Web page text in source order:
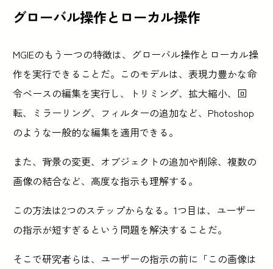
グローバル操作とローカル操作
MGIEのもう一つの特徴は、グローバル操作とローカル操
作を実行できることだ。このモデルは、表現力豊かな命
令ベースの編集を実行し、トリミング、拡大縮小、回
転、ミラーリング、フィルターの追加など、Photoshop
のような一般的な編集を適用できる。
また、背景の変更、オブジェクトの追加や削除、複数の
画像の結合など、高度な指示も理解する。
この方法は2つのステップからなる。1つ目は、ユーザー
の指示が短すぎるという問題を解決することだ。
そこで研究者らは、ユーザーの指示の前に「この画像は